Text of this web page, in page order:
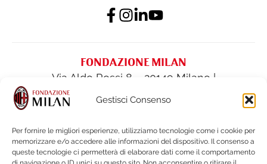
Gestisci Consenso
Per fornire le migliori esperienze, utilizziamo tecnologie come i cookie per
memorizzare e/o accedere alle informazioni del dispositivo. Il consenso a
queste tecnologie ci permetterà di elaborare dati come il comportamento
FONDAZIONE MILAN
Via Aldo Rossi 8 – 20149 Milano |
fondazione@acmilan.com
62284522
PRIVACY POLICY
COOKIE POLICY